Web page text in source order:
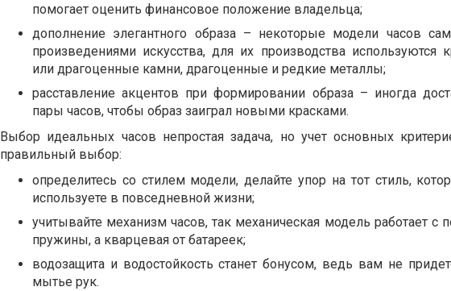
помогает оценить финансовое положение владельца;
дополнение элегантного образа – некоторые модели часов
произведениями искусства, для их производства используются
или драгоценные камни, драгоценные и редкие металлы;
расставление акцентов при формировании образа – иногда
пары часов, чтобы образ заиграл новыми красками.
Выбор идеальных часов непростая задача, но учет основных
правильный выбор:
определитесь со стилем модели, делайте упор на тот стиль,
используете в повседневной жизни;
учитывайте механизм часов, так механическая модель работает
пружины, а кварцевая от батареек;
водозащита и водостойкость станет бонусом, ведь вам не
мытье рук.